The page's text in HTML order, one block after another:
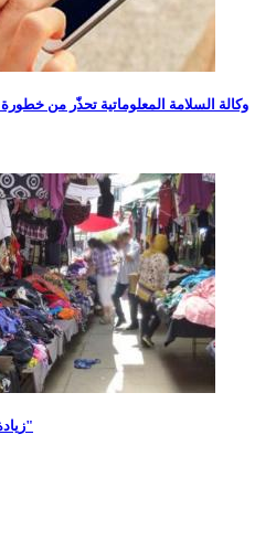
وكالة السلامة المعلوماتية تحذّر من خطورة
زيادة مرتقبة بأكثر من 20% في "الفريب"